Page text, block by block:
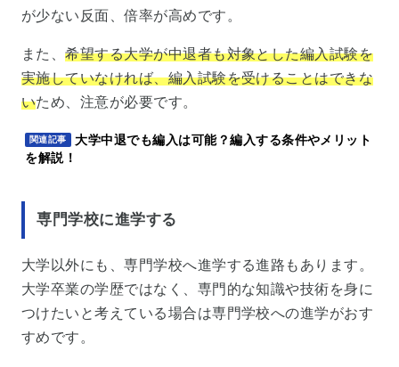
が少ない反面、倍率が高めです。
また、希望する大学が中退者も対象とした編入試験を
実施していなければ、編入試験を受けることはできな
いため、注意が必要です。
関連記事
大学中退でも編入は可能？編入する条件やメリット
を解説！
専門学校に進学する
大学以外にも、専門学校へ進学する進路もあります。
大学卒業の学歴ではなく、専門的な知識や技術を身に
つけたいと考えている場合は専門学校への進学がおす
すめです。